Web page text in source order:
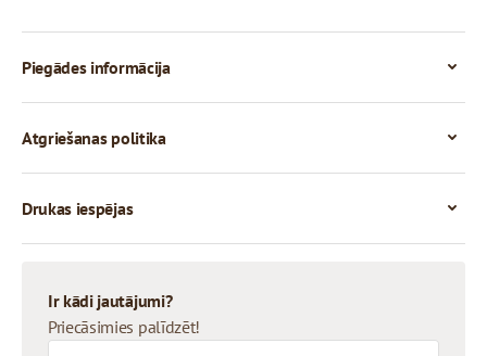
Piegādes informācija
Atgriešanas politika
Drukas iespējas
Ir kādi jautājumi?
Priecāsimies palīdzēt!